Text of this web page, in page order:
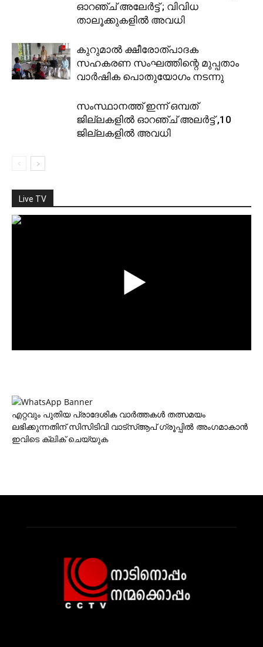
ഓറഞ്ച് അലേര്‍ട്ട് ; വിവിധ
താലൂക്കുകളില്‍ അവധി
കുറുമാല്‍ ക്ഷീരോത്പാദക
സഹകരണ സംഘത്തിന്റെ മുപ്പതാം
വാര്‍ഷിക പൊതുയോഗം നടന്നു
സംസ്ഥാനത്ത് ഇന്ന്‌ ഒമ്പത്
ജില്ലകളിൽ ഓറഞ്ച് അലർട്ട് ,10
ജില്ലകളിൽ അവധി
Live TV
എറ്റവും പുതിയ പ്രാദേശിക വാര്‍ത്തകള്‍ തത്സമയം
ലഭിക്കുന്നതിന് സിസിടിവി വാട്‌സ്ആപ് ഗ്രൂപ്പില്‍ അംഗമാകാന്‍
ഇവിടെ ക്ലിക് ചെയ്യുക